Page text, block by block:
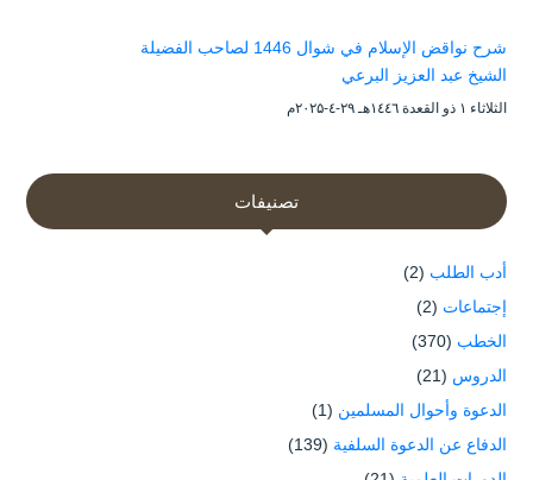
شرح نواقض الإسلام في شوال 1446 لصاحب الفضيلة
الشيخ عبد العزيز البرعي
الثلاثاء ۱ ذو القعدة ۱٤٤٦هـ ۲۹-٤-۲۰۲۵م
تصنيفات
أدب الطلب (2)
إجتماعات (2)
الخطب (370)
الدروس (21)
الدعوة وأحوال المسلمين (1)
الدفاع عن الدعوة السلفية (139)